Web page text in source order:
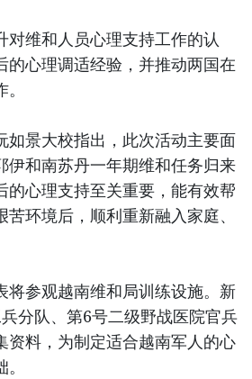
对维和人员心理支持工作的认
的心理调适经验，并推动两国在
如景大校指出，此次活动主要面
伊和南苏丹一年期维和任务归来
的心理支持至关重要，能有效帮
环境后，顺利重新融入家庭、
将参观越南维和局训练设施。新
分队、第6号二级野战医院官兵
资料，为制定适合越南军人的心